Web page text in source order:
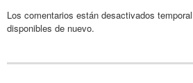
Los comentarios están desactivados
disponibles de nuevo.